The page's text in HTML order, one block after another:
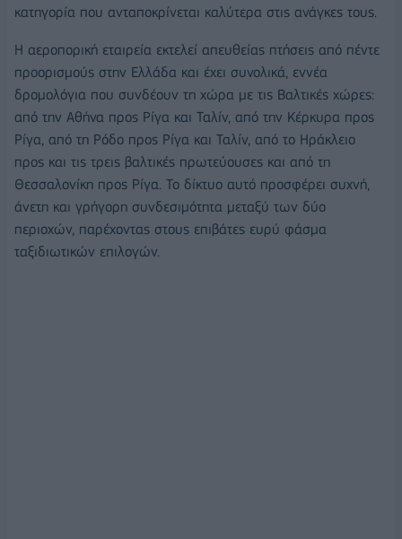
κατηγορία που ανταποκρίνεται καλύτερα στις ανάγκες τους.
Η αεροπορική εταιρεία εκτελεί απευθείας πτήσεις από πέντε
προορισμούς στην Ελλάδα και έχει συνολικά, εννέα
δρομολόγια που συνδέουν τη χώρα με τις Βαλτικές χώρες:
από την Αθήνα προς Ρίγα και Ταλίν, από την Κέρκυρα προς
Ρίγα, από τη Ρόδο προς Ρίγα και Ταλίν, από το Ηράκλειο
προς και τις τρεις βαλτικές πρωτεύουσες και από τη
Θεσσαλονίκη προς Ρίγα. Το δίκτυο αυτό προσφέρει συχνή,
άνετη και γρήγορη συνδεσιμότητα μεταξύ των δύο
περιοχών, παρέχοντας στους επιβάτες ευρύ φάσμα
ταξιδιωτικών επιλογών.